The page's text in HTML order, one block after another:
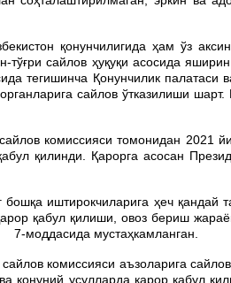
қонунчилигида ҳам ўз
тўғри сайлов ҳуқуқи асосида
тегишинча Қонунчилик
сайлов ўтказилиши
комиссияси томонидан 2021
қилинди. Қарорга асосан
иштирокчиларига ҳеч
қабул қилиши, овоз бериш
мустаҳкамланган.
комиссияси аъзоларига
қонуний усулларда қарор қабул